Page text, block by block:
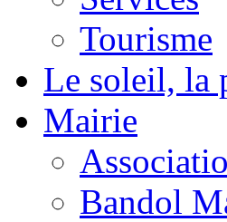
Tourisme
Le soleil, la
Mairie
Bandol